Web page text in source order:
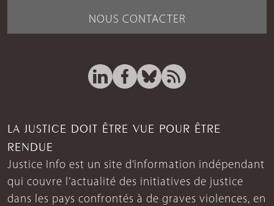
NOUS CONTACTER
LA JUSTICE DOIT ÊTRE VUE POUR ÊTRE
RENDUE
Justice Info est un site d’information indépendant
qui couvre l’actualité des initiatives de justice
dans les pays confrontés à de graves violences, en